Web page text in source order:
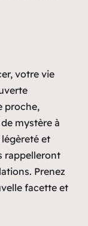
votre vie
proche,
mystère à
et
rappelleront
Prenez
facette et